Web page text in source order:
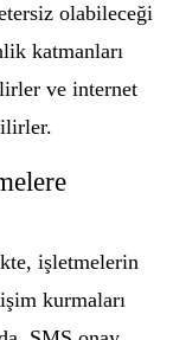
olabileceği
katmanları
ve internet
işletmelerin
kurmaları